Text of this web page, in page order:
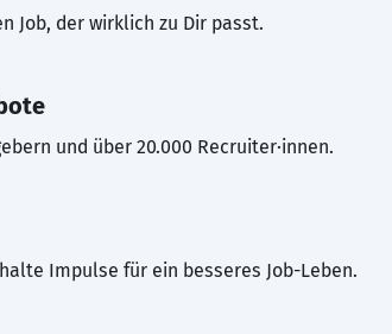
Job, der wirklich zu Dir passt.
und über 20.000 Recruiter·innen.
Impulse für ein besseres Job-Leben.